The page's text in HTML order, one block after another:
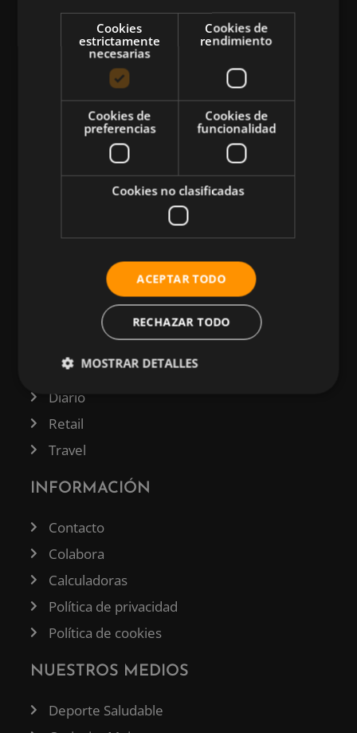
CATEGORÍAS
Atletismo
Musculación
Más Deportes
Tecnología
Diario
Retail
Travel
INFORMACIÓN
Contacto
Colabora
Calculadoras
Política de privacidad
Política de cookies
NUESTROS MEDIOS
Deporte Saludable
Cookies
estrictamente
necesarias
Cookies de
rendimiento
Cookies de
preferencias
Cookies de
funcionalidad
Cookies no clasificadas
ACEPTAR TODO
RECHAZAR TODO
MOSTRAR DETALLES